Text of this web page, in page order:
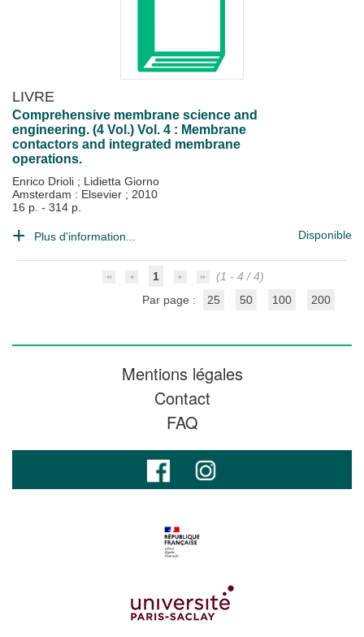
LIVRE
Comprehensive membrane science and
engineering. (4 Vol.) Vol. 4 : Membrane
contactors and integrated membrane
operations.
Enrico Drioli ; Lidietta Giorno
Amsterdam : Elsevier ; 2010
16 p. - 314 p.
Plus d'information... Disponible
1
(1 - 4 / 4)
Par page :
25 50 100 200
Mentions légales
Contact
FAQ